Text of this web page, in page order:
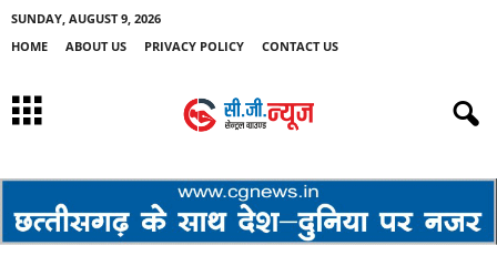
SUNDAY, AUGUST 9, 2026
HOME
ABOUT US PRIVACY POLICY CONTACT US